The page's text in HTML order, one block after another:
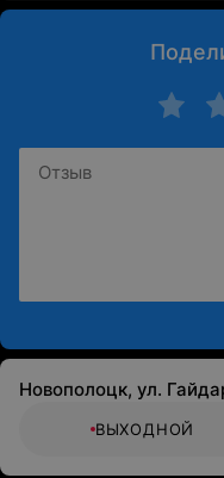
Новополоцк, ул.
ВЫХОДНОЙ